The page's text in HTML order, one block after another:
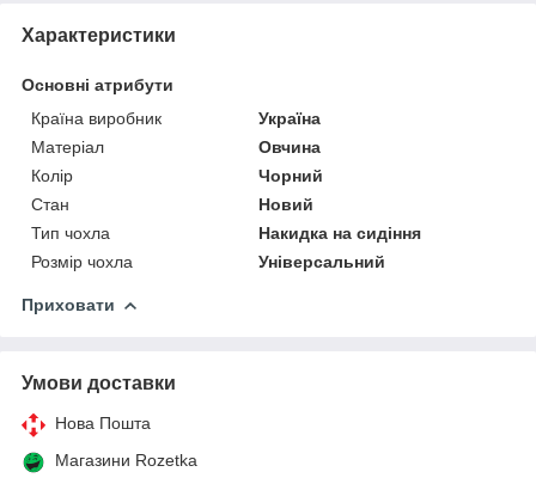
Характеристики
Основні атрибути
Країна виробник
Україна
Матеріал
Овчина
Колір
Чорний
Стан
Новий
Тип чохла
Накидка на сидіння
Розмір чохла
Універсальний
Приховати
Умови доставки
Нова Пошта
Магазини Rozetka